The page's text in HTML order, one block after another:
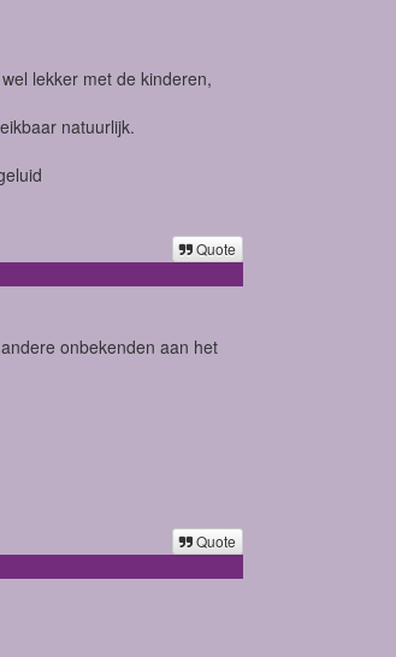
lekker met de kinderen,
natuurlijk.
Quote
onbekenden aan het
Quote